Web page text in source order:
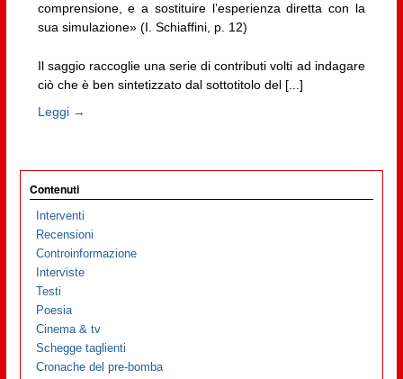
comprensione, e a sostituire l’esperienza diretta con la
sua simulazione» (I. Schiaffini, p. 12)
Il saggio raccoglie una serie di contributi volti ad indagare
ciò che è ben sintetizzato dal sottotitolo del [...]
Leggi →
Contenuti
Interventi
Recensioni
Controinformazione
Interviste
Testi
Poesia
Cinema & tv
Schegge taglienti
Cronache del pre-bomba